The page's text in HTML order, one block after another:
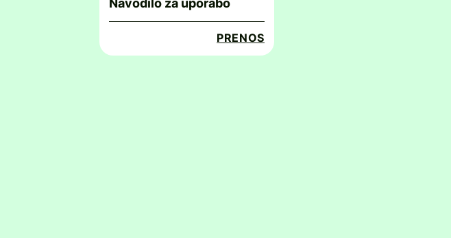
Navodilo za uporabo
PRENOS